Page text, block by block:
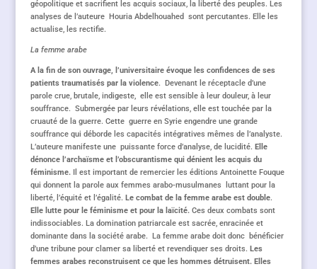
géopolitique et sacrifient les acquis sociaux, la liberté des peuples. Les
analyses de l’auteure Houria Abdelhouahed sont percutantes. Elle les
actualise, les rectifie.
La femme arabe
A la fin de son ouvrage, l’universitaire évoque les confidences de ses
patients traumatisés par la violence. Devenant le réceptacle d’une
parole crue, brutale, indigeste, elle est sensible à leur douleur, à leur
souffrance. Submergée par leurs révélations, elle est touchée par la
cruauté de la guerre. Cette guerre en Syrie engendre une grande
souffrance qui déborde les capacités intégratives mêmes de l’analyste.
L’auteure manifeste une puissante force d’analyse, de lucidité. Elle
dénonce l’archaïsme et l’obscurantisme qui dénient les acquis du
féminisme.Il est important de remercier les éditions Antoinette Fouque
qui donnent la parole aux femmes arabo-musulmanes luttant pour la
liberté, l’équité et l’égalité. Le combat de la femme arabe est double.
Elle lutte pour le féminisme et pour la laïcité.Ces deux combats sont
indissociables. La domination patriarcale est sacrée, enracinée et
dominante dans la société arabe. La femme arabe doit donc bénéficier
d’une tribune pour clamer sa liberté et revendiquer ses droits. Les
femmes arabes reconstruisent ce que les hommes détruisent. Elles